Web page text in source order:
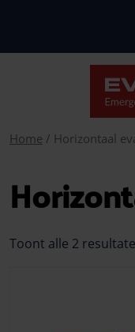
Home / Horizontaal
Toont alle 2